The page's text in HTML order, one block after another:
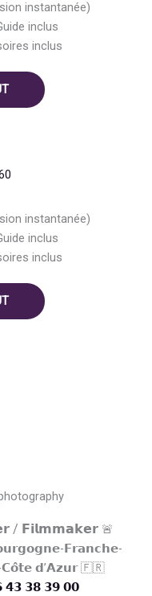
instantanée)
inclus
inclus
instantanée)
inclus
inclus
/ 𝗙𝗶𝗹𝗺𝗺𝗮𝗸𝗲𝗿 🚨
𝗙𝗿𝗮𝗻𝗰𝗵𝗲-
𝗱’𝗔𝘇𝘂𝗿 🇫🇷
𝟰𝟯 𝟯𝟴 𝟯𝟵 𝟬𝟬